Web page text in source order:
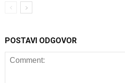
POSTAVI ODGOVOR